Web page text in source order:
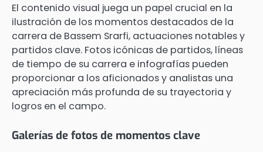
El contenido visual juega un papel crucial en la
ilustración de los momentos destacados de la
carrera de Bassem Srarfi, actuaciones notables y
partidos clave. Fotos icónicas de partidos, líneas
de tiempo de su carrera e infografías pueden
proporcionar a los aficionados y analistas una
apreciación más profunda de su trayectoria y
logros en el campo.
Galerías de fotos de momentos clave